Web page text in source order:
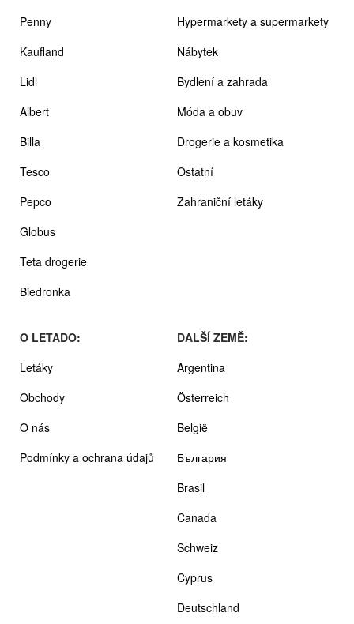
Penny
Kaufland
Lidl
Albert
Billa
Tesco
Pepco
Globus
Teta drogerie
Biedronka
Hypermarkety a supermarkety
Nábytek
Bydlení a zahrada
Móda a obuv
Drogerie a kosmetika
Ostatní
Zahraniční letáky
O LETADO:
Letáky
Obchody
O nás
Podmínky a ochrana údajů
DALŠÍ ZEMĚ:
Argentina
Österreich
België
България
Brasil
Canada
Schweiz
Cyprus
Deutschland